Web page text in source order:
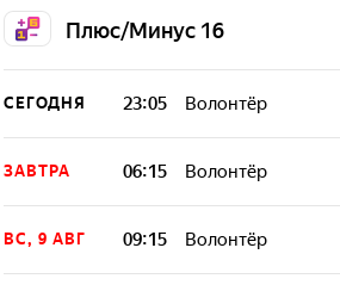
Плюс/Минус 16
СЕГОДНЯ 23:05 Волонтёр
Передача, которая
давно знакомым.
ЗАВТРА 06:15 Волонтёр
Передача, которая
давно знакомым.
ВС, 9 АВГ 09:15 Волонтёр
Передача, которая